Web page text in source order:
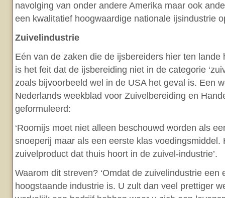
navolging van onder andere Amerika maar ook
een kwalitatief hoogwaardige nationale ijsindustrie
Zuivelindustrie
Eén van de zaken die de ijsbereiders hier ten lande
is het feit dat de ijsbereiding niet in de categorie
zoals bijvoorbeeld wel in de USA het geval is. Een
Nederlands weekblad voor Zuivelbereiding en
geformuleerd:
‘Roomijs moet niet alleen beschouwd worden als
snoeperij maar als een eerste klas voedingsmiddel.
zuivelproduct dat thuis hoort in de zuivel-industrie’.
Waarom dit streven? ‘Omdat de zuivelindustrie een
hoogstaande industrie is. U zult dan veel prettiger